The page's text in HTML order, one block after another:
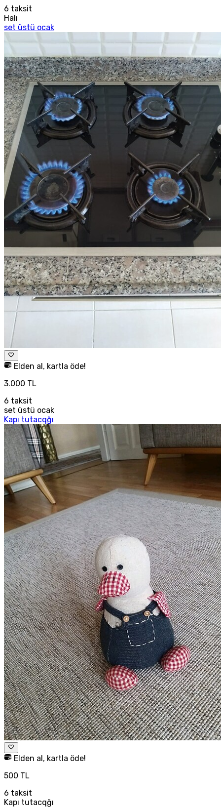
6 taksit
Halı
set üstü ocak
Elden al, kartla öde!
3.000 TL
6 taksit
set üstü ocak
Kapı tutacqğı
Elden al, kartla öde!
500 TL
6 taksit
Kapı tutacqğı